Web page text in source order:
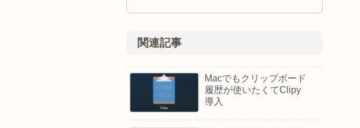
関連記事
Macでもクリップボード
履歴が使いたくてClipy
導入